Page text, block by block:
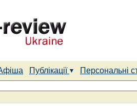
Публікації
Персональні